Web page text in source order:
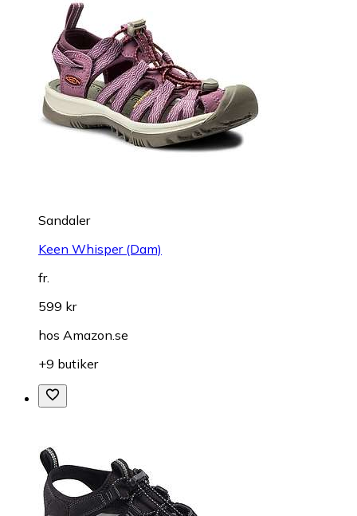
Sandaler
Keen Whisper (Dam)
fr.
599 kr
hos Amazon.se
+9 butiker